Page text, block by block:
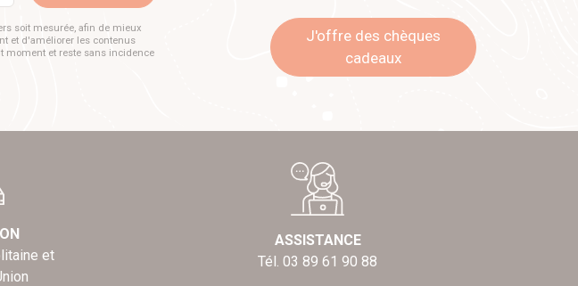
soit mesurée, afin de mieux
et d'améliorer les contenus
moment et reste sans incidence
J'offre des chèques
cadeaux
et
ASSISTANCE
Tél. 03 89 61 90 88